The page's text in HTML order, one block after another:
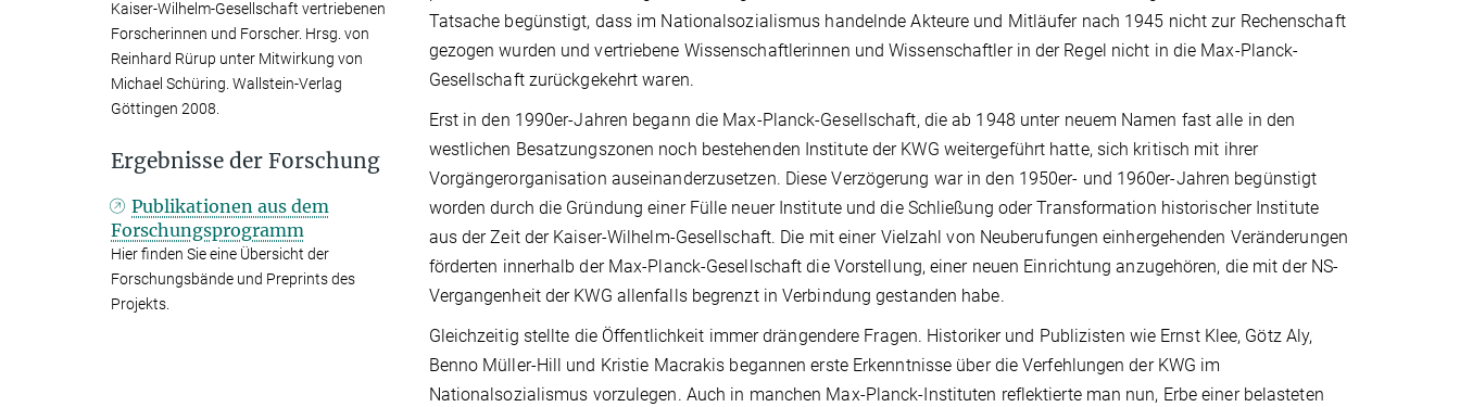
Tatsache begünstigt, dass im Nationalsozialismus handelnde Akteure und Mitläufer nach 1945 nicht zur Rechenschaft
gezogen wurden und vertriebene Wissenschaftlerinnen und Wissenschaftler in der Regel nicht in die Max-Planck-
Gesellschaft zurückgekehrt waren.
Erst in den 1990er-Jahren begann die Max-Planck-Gesellschaft, die ab 1948 unter neuem Namen fast alle in den
westlichen Besatzungszonen noch bestehenden Institute der KWG weitergeführt hatte, sich kritisch mit ihrer
Vorgängerorganisation auseinanderzusetzen. Diese Verzögerung war in den 1950er- und 1960er-Jahren begünstigt
worden durch die Gründung einer Fülle neuer Institute und die Schließung oder Transformation historischer Institute
aus der Zeit der Kaiser-Wilhelm-Gesellschaft. Die mit einer Vielzahl von Neuberufungen einhergehenden Veränderungen
förderten innerhalb der Max-Planck-Gesellschaft die Vorstellung, einer neuen Einrichtung anzugehören, die mit der NS-
Vergangenheit der KWG allenfalls begrenzt in Verbindung gestanden habe.
Gleichzeitig stellte die Öffentlichkeit immer drängendere Fragen. Historiker und Publizisten wie Ernst Klee, Götz Aly,
Benno Müller-Hill und Kristie Macrakis begannen erste Erkenntnisse über die Verfehlungen der KWG im
Nationalsozialismus vorzulegen. Auch in manchen Max-Planck-Instituten reflektierte man nun, Erbe einer belasteten
Kaiser-Wilhelm-Gesellschaft vertriebenen
Forscherinnen und Forscher. Hrsg. von
Reinhard Rürup unter Mitwirkung von
Michael Schüring. Wallstein-Verlag
Göttingen 2008.
Ergebnisse der Forschung
Publikationen aus dem
Forschungsprogramm
Hier finden Sie eine Übersicht der
Forschungsbände und Preprints des
Projekts.